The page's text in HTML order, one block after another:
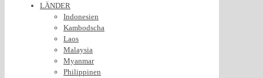
LÄNDER
Indonesien
Kambodscha
Laos
Malaysia
Myanmar
Philippinen